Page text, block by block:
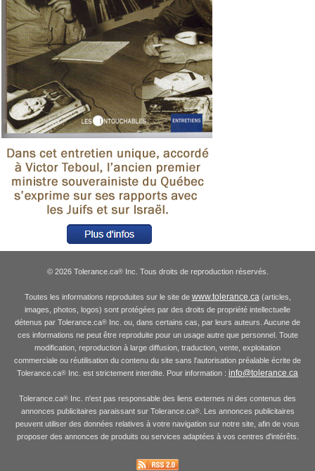
© 2026 Tolerance.ca®Inc. Tous droits de reproduction réservés.
Toutes les informations reproduites sur le site de www.tolerance.ca(articles,
images, photos, logos) sont protégées par des droits de propriété intellectuelle
détenus par Tolerance.ca® Inc. ou, dans certains cas, par leurs auteurs. Aucune de
ces informations ne peut être reproduite pour un usage autre que personnel. Toute
modification, reproduction à large diffusion, traduction, vente, exploitation
commerciale ou réutilisation du contenu du site sans l'autorisation préalable écrite de
Tolerance.ca® Inc. est strictement interdite. Pour information : info@tolerance.ca
Tolerance.ca® Inc. n'est pas responsable des liens externes ni des contenus des
annonces publicitaires paraissant sur Tolerance.ca®. Les annonces publicitaires
peuvent utiliser des données relatives à votre navigation sur notre site, afin de vous
proposer des annonces de produits ou services adaptées à vos centres d'intérêts.